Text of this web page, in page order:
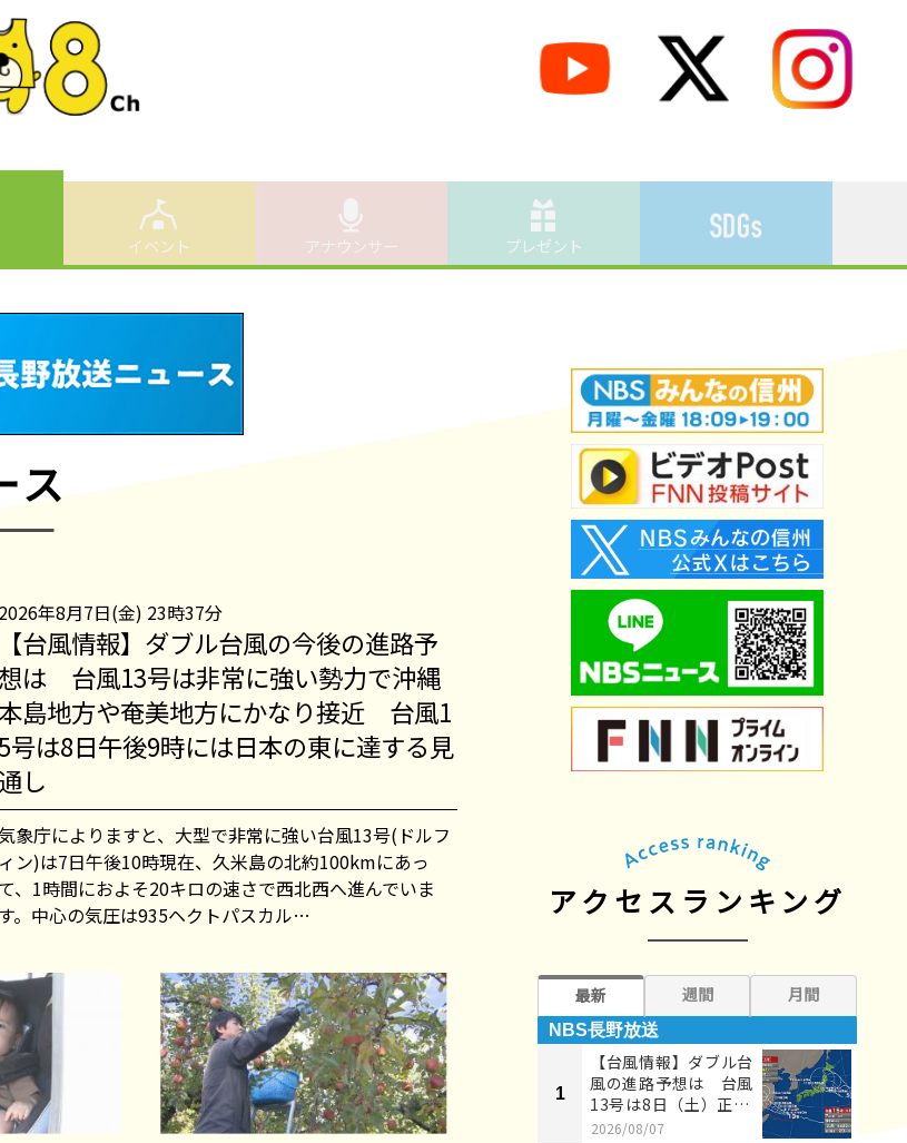
イベント アナウンサー プレゼント
ス
2026年8月7日(金) 23時37分
【台風情報】ダブル台風の今後の進路予
想は 台風13号は非常に強い勢力で沖縄
島地方や奄美地方にかなり接近 台風1
号は8日午後9時には日本の東に達する見
し
象庁によりますと、大型で非常に強い台風13号(ドルフ
ィン)は7日午後10時現在、久米島の北約100kmにあっ
て、1時間におよそ20キロの速さで西北西へ進んでいま
す。中心の気圧は935ヘクトパスカル…
アクセスランキング
最新 週間 月間
NBS長野放送
1
【台風情報】ダブル台
風の進路予想は 台風
13号は8日（土）正午
には東シナ海に達す...
2026/08/07